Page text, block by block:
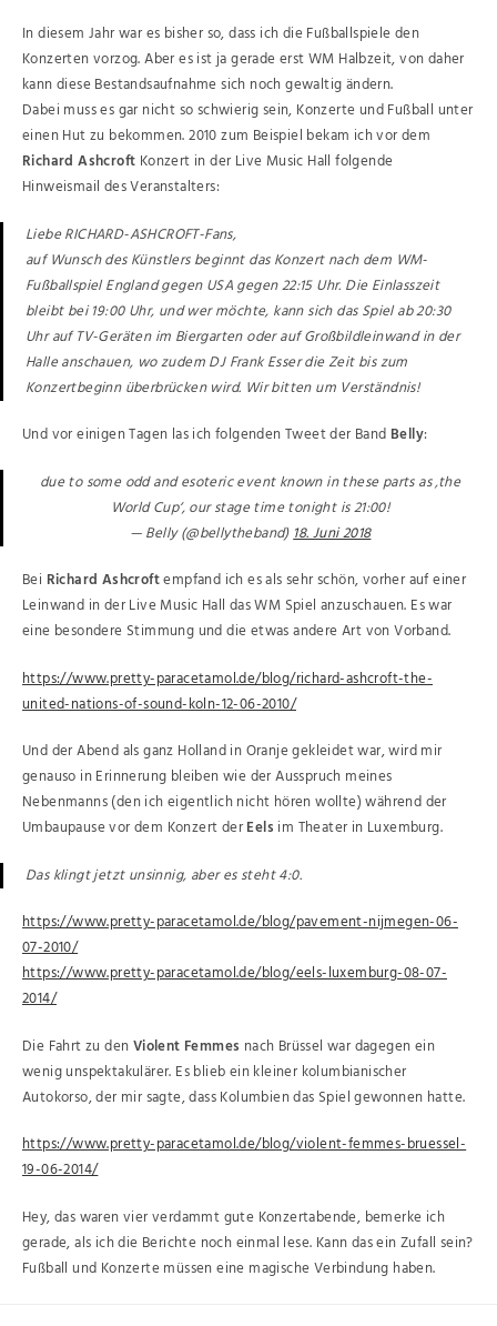
In diesem Jahr war es bisher so, dass ich die Fußballspiele den
Konzerten vorzog. Aber es ist ja gerade erst WM Halbzeit, von daher
kann diese Bestandsaufnahme sich noch gewaltig ändern.
Dabei muss es gar nicht so schwierig sein, Konzerte und Fußball unter
einen Hut zu bekommen. 2010 zum Beispiel bekam ich vor dem
Richard Ashcroft Konzert in der Live Music Hall folgende
Hinweismail des Veranstalters:
Liebe RICHARD-ASHCROFT-Fans,
auf Wunsch des Künstlers beginnt das Konzert nach dem WM-
Fußballspiel England gegen USA gegen 22:15 Uhr. Die Einlasszeit
bleibt bei 19:00 Uhr, und wer möchte, kann sich das Spiel ab 20:30
Uhr auf TV-Geräten im Biergarten oder auf Großbildleinwand in der
Halle anschauen, wo zudem DJ Frank Esser die Zeit bis zum
Konzertbeginn überbrücken wird. Wir bitten um Verständnis!
Und vor einigen Tagen las ich folgenden Tweet der Band Belly:
due to some odd and esoteric event known in these parts as ‚the
World Cup‘, our stage time tonight is 21:00!
— Belly (@bellytheband)18. Juni 2018
Bei Richard Ashcroftempfand ich es als sehr schön, vorher auf einer
Leinwand in der Live Music Hall das WM Spiel anzuschauen. Es war
eine besondere Stimmung und die etwas andere Art von Vorband.
https://www.pretty-paracetamol.de/blog/richard-ashcroft-the-
united-nations-of-sound-koln-12-06-2010/
Und der Abend als ganz Holland in Oranje gekleidet war, wird mir
genauso in Erinnerung bleiben wie der Ausspruch meines
Nebenmanns (den ich eigentlich nicht hören wollte) während der
Umbaupause vor dem Konzert derEels im Theater in Luxemburg.
Das klingt jetzt unsinnig, aber es steht 4:0.
https://www.pretty-paracetamol.de/blog/pavement-nijmegen-06-
07-2010/
https://www.pretty-paracetamol.de/blog/eels-luxemburg-08-07-
2014/
Die Fahrt zu denViolent Femmes nach Brüssel war dagegen ein
wenig unspektakulärer. Es blieb ein kleiner kolumbianischer
Autokorso, der mir sagte, dass Kolumbien das Spiel gewonnen hatte.
https://www.pretty-paracetamol.de/blog/violent-femmes-bruessel-
19-06-2014/
Hey, das waren vier verdammt gute Konzertabende, bemerke ich
gerade, als ich die Berichte noch einmal lese. Kann das ein Zufall sein?
Fußball und Konzerte müssen eine magische Verbindung haben.